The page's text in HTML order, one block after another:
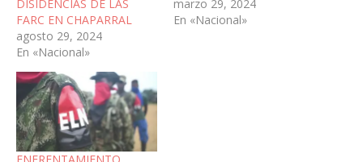
DISIDENCIAS DE LAS
FARC EN CHAPARRAL
agosto 29, 2024
En «Nacional»
marzo 29, 2024
En «Nacional»